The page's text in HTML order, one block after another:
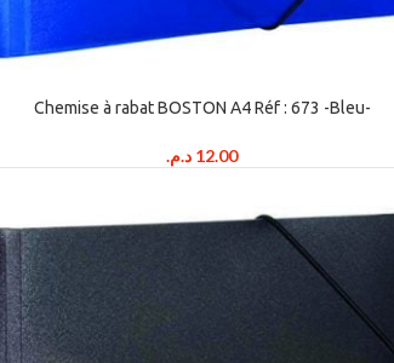
Chemise à rabat BOSTON A4 Réf : 673 -Bleu-
12.00 د.م.